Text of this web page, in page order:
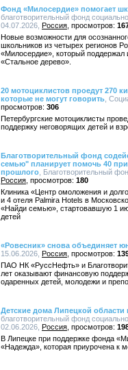
Фонд «Милосердие» помогает
благотворительный фонд
04.07.2026, Россия
Новые возможности для
школьников из четырех регионов
«Милосердие», который поддержал
«Стальное дерево».
20 мотоциклистов проедут 270
которые не могут говорить ,
306
Петербургские мотоциклисты
поддержку неговорящих детей и
Благотворительный фонд
семью" планирует помочь 40
прошлого , Благотворительный
Россия
180
Клиника «Центр омоложения и
и 4 отеля Palmira Hotels в
«Найди семью», стартовавшую 1
детей
«Ровесник» снова объединяет
15.06.2026, Россия
ПАО НК «РуссНефть» и
лет оказывают финансовую
одаренных детей, молодежи и
Детские дома Липецкой
благотворительный фонд
02.06.2026, Россия
В Липецке при поддержке фонда
«Надежда», которая приурочена к